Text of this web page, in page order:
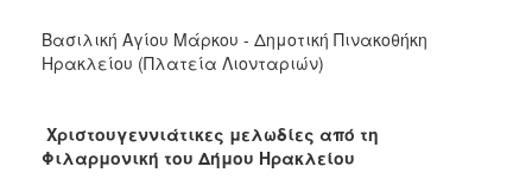
Βασιλική Αγίου Μάρκου - Δημοτική Πινακοθήκη
Ηρακλείου (Πλατεία Λιονταριών)
Χριστουγεννιάτικες μελωδίες από τη
Φιλαρμονική του Δήμου Ηρακλείου